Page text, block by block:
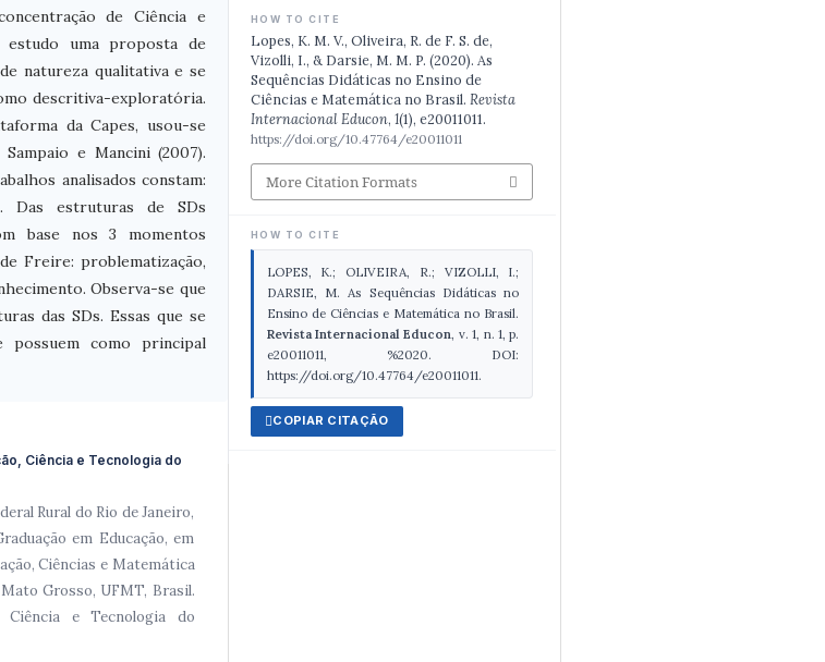
de Ciência e
estudo uma proposta de
natureza qualitativa e se
descritiva-exploratória.
da Capes, usou-se
e Mancini (2007).
analisados constam:
Das estruturas de SDs
base nos 3 momentos
Freire: problematização,
Observa-se que
das SDs. Essas que se
possuem como principal
Ciência e Tecnologia do
Rural do Rio de Janeiro,
em Educação, em
Ciências e Matemática
Grosso, UFMT, Brasil.
e Tecnologia do
HOW TO CITE
Lopes, K. M. V., Oliveira, R. de F. S. de,
Vizolli, I., & Darsie, M. M. P. (2020). As
Sequências Didáticas no Ensino de
Ciências e Matemática no Brasil. Revista
Internacional Educon, 1(1), e20011011.
https://doi.org/10.47764/e20011011
More Citation Formats
HOW TO CITE
LOPES, K.; OLIVEIRA, R.; VIZOLLI, I.;
DARSIE, M. As Sequências Didáticas no
Ensino de Ciências e Matemática no Brasil.
Revista Internacional Educon, v. 1, n. 1, p.
e20011011, %2020. DOI:
https://doi.org/10.47764/e20011011.
COPIAR CITAÇÃO